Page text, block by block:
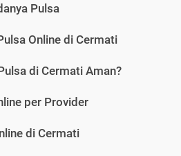
Pulsa
Online di Cermati
di Cermati Aman?
per Provider
di Cermati